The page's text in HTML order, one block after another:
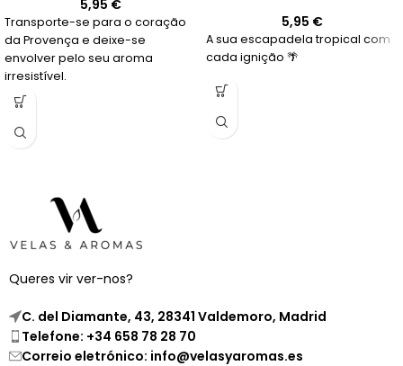
5,95 €
Transporte-se para o coração
da Provença e deixe-se
envolver pelo seu aroma
irresistível.
5,95 €
A sua escapadela tropical com
cada ignição 🌴
Queres vir ver-nos?
C. del Diamante, 43, 28341 Valdemoro, Madrid
Telefone: +34 658 78 28 70
Correio eletrónico: info@velasyaromas.es